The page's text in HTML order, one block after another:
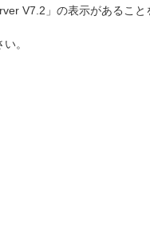
V7.2」の表示があること
。